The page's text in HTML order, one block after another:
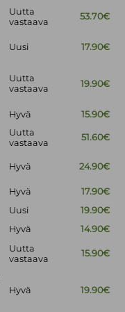
Uutta
vastaava
53.70€
Uusi 17.90€
Uutta
vastaava
19.90€
Hyvä 15.90€
Uutta
vastaava
51.60€
Hyvä 24.90€
Hyvä
17.90€
Uusi
19.90€
Hyvä
14.90€
Uutta
vastaava
15.90€
Hyvä 19.90€